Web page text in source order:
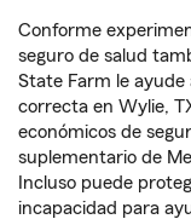
Conforme
seguro de salud
State Farm le ayude
correcta en Wylie,
económicos de
suplementario de
Incluso puede
incapacidad para